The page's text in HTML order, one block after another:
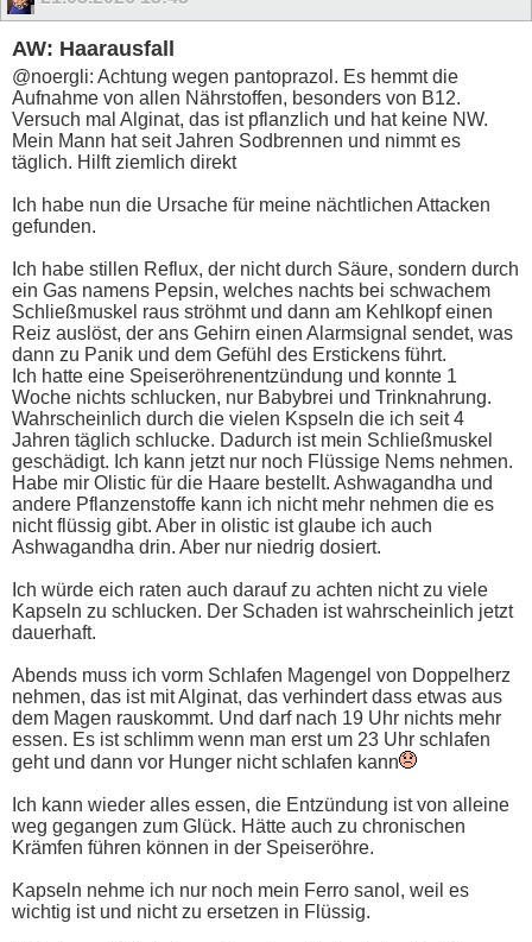
AW: Haarausfall
@noergli: Achtung wegen pantoprazol. Es hemmt die
Aufnahme von allen Nährstoffen, besonders von B12.
Versuch mal Alginat, das ist pflanzlich und hat keine NW.
Mein Mann hat seit Jahren Sodbrennen und nimmt es
täglich. Hilft ziemlich direkt
Ich habe nun die Ursache für meine nächtlichen Attacken
gefunden.
Ich habe stillen Reflux, der nicht durch Säure, sondern durch
ein Gas namens Pepsin, welches nachts bei schwachem
Schließmuskel raus ströhmt und dann am Kehlkopf einen
Reiz auslöst, der ans Gehirn einen Alarmsignal sendet, was
dann zu Panik und dem Gefühl des Erstickens führt.
Ich hatte eine Speiseröhrenentzündung und konnte 1
Woche nichts schlucken, nur Babybrei und Trinknahrung.
Wahrscheinlich durch die vielen Kspseln die ich seit 4
Jahren täglich schlucke. Dadurch ist mein Schließmuskel
geschädigt. Ich kann jetzt nur noch Flüssige Nems nehmen.
Habe mir Olistic für die Haare bestellt. Ashwagandha und
andere Pflanzenstoffe kann ich nicht mehr nehmen die es
nicht flüssig gibt. Aber in olistic ist glaube ich auch
Ashwagandha drin. Aber nur niedrig dosiert.
Ich würde eich raten auch darauf zu achten nicht zu viele
Kapseln zu schlucken. Der Schaden ist wahrscheinlich jetzt
dauerhaft.
Abends muss ich vorm Schlafen Magengel von Doppelherz
nehmen, das ist mit Alginat, das verhindert dass etwas aus
dem Magen rauskommt. Und darf nach 19 Uhr nichts mehr
essen. Es ist schlimm wenn man erst um 23 Uhr schlafen
geht und dann vor Hunger nicht schlafen kann
Ich kann wieder alles essen, die Entzündung ist von alleine
weg gegangen zum Glück. Hätte auch zu chronischen
Krämfen führen können in der Speiseröhre.
Kapseln nehme ich nur noch mein Ferro sanol, weil es
wichtig ist und nicht zu ersetzen in Flüssig.